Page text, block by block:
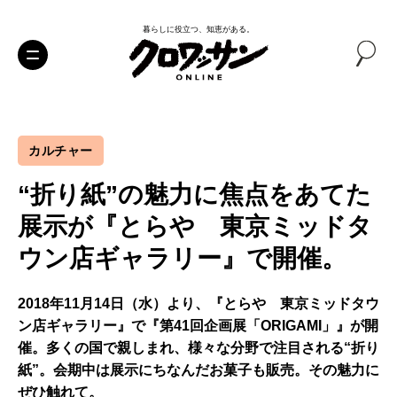
暮らしに役立つ、知恵がある。
カルチャー
“折り紙”の魅力に焦点をあてた
展示が『とらや 東京ミッドタ
ウン店ギャラリー』で開催。
2018年11月14日（水）より、『とらや 東京ミッドタウ
ン店ギャラリー』で『第41回企画展「ORIGAMI」』が開
催。多くの国で親しまれ、様々な分野で注目される“折り
紙”。会期中は展示にちなんだお菓子も販売。その魅力に
ぜひ触れて。